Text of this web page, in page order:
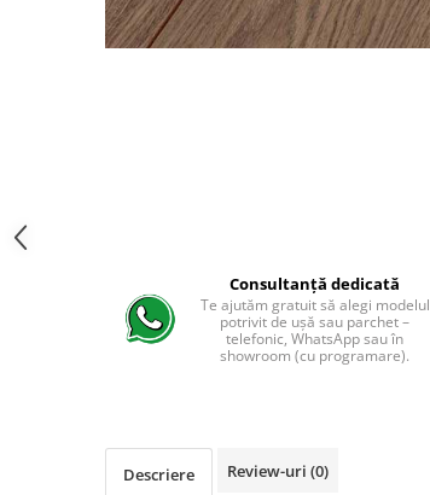
Amazone 10 mm
Evolution 12 mm
Consultanță dedicată
Te ajutăm gratuit să alegi modelul
potrivit de ușă sau parchet –
telefonic, WhatsApp sau în
showroom (cu programare).
Descriere Review-uri (0)